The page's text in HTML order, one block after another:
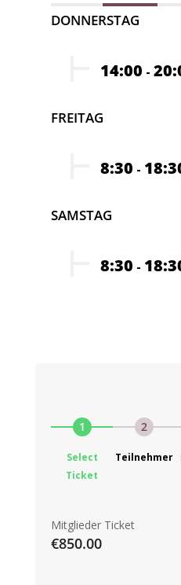
DONNERSTAG
14:00 -
FREITAG
8:30 -
SAMSTAG
8:30 -
1
Select
Ticket
2
Teilnehmer
Mitglieder Ticket
€850.00